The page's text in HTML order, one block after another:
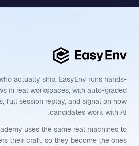
actually ship. EasyEnv runs hands-
in real workspaces, with auto-graded
full session replay, and signal on how
candidates work with AI.
uses the same real machines to
their craft, so they become the ones